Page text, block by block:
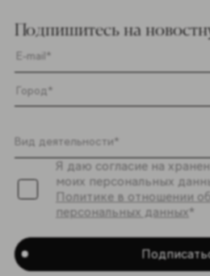
Подпишитесь на
Я даю согласие на
моих персональных
Политике в отношении
персональных данных*